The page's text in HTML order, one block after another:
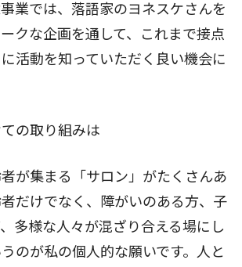
業では、落語家のヨネスケさんを
クな企画を通して、これまで接点
活動を知っていただく良い機会に
の取り組みは
が集まる「サロン」がたくさんあ
だけでなく、障がいのある方、子
多様な人々が混ざり合える場にし
のが私の個人的な願いです。人と